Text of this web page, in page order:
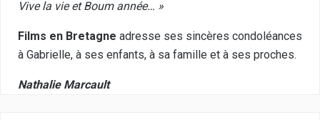
Vive la vie et Boum année… »
Films en Bretagne adresse ses sincères condoléances
à Gabrielle, à ses enfants, à sa famille et à ses proches.
Nathalie Marcault